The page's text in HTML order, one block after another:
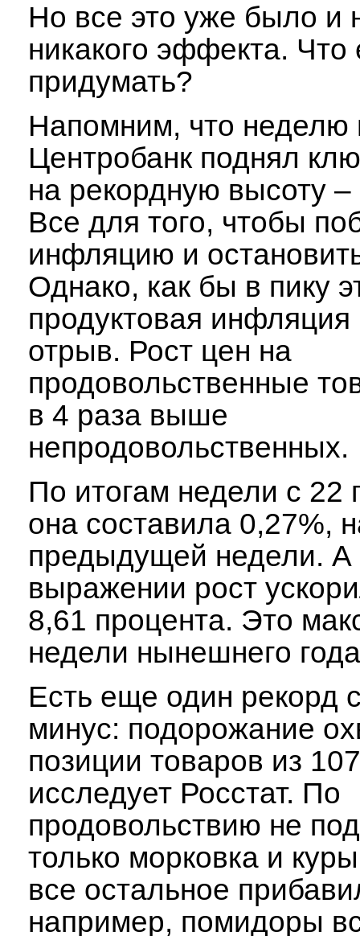
Но все это уже было и
никакого эффекта.
придумать?
Напомним, что неделю
Центробанк поднял
на рекордную высоту
Все для того, чтобы
инфляцию и
Однако, как бы в пику
продуктовая
отрыв. Рост цен на
продовольственные
в 4 раза выше
По итогам недели с 22
она составила 0,27%,
предыдущей недели. А
выражении рост
8,61 процента. Это
недели нынешнего
Есть еще один рекорд
минус: подорожание
позиции товаров из
исследует Росстат. По
продовольствию не
только морковка и
все остальное
например, помидоры